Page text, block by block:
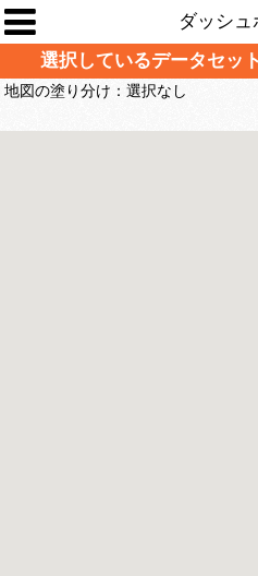
ダッシュ
選択しているデータセット
地図の塗り分け： 選択なし